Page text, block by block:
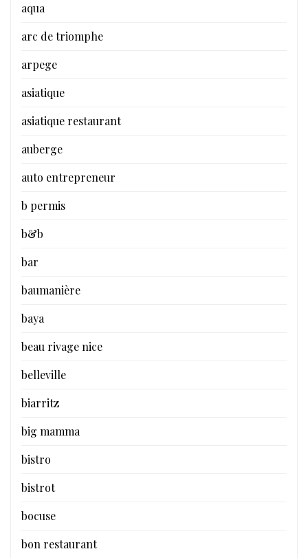
aqua
arc de triomphe
arpege
asiatique
asiatique restaurant
auberge
auto entrepreneur
b permis
b&b
bar
baumanière
baya
beau rivage nice
belleville
biarritz
big mamma
bistro
bistrot
bocuse
bon restaurant